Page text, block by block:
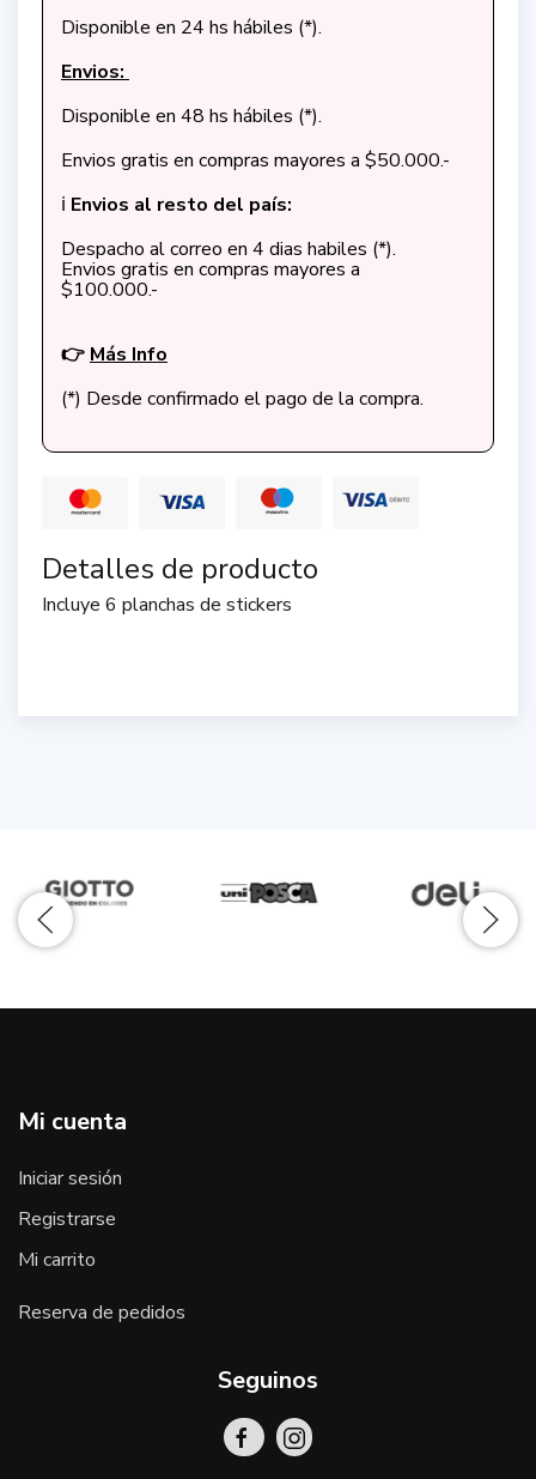
Disponible en 24 hs hábiles (*).
Envios:
Disponible en 48 hs hábiles (*).
Envios gratis en compras mayores a $50.000.-
ℹ️ Envios al resto del país:
Despacho al correo en 4 dias habiles (*).
Envios gratis en compras mayores a
$100.000.-
👉 Más Info
(*) Desde confirmado el pago de la compra.
Detalles de producto
Incluye 6 planchas de stickers
Mi cuenta
Iniciar sesión
Registrarse
Mi carrito
Reserva de pedidos
Seguinos